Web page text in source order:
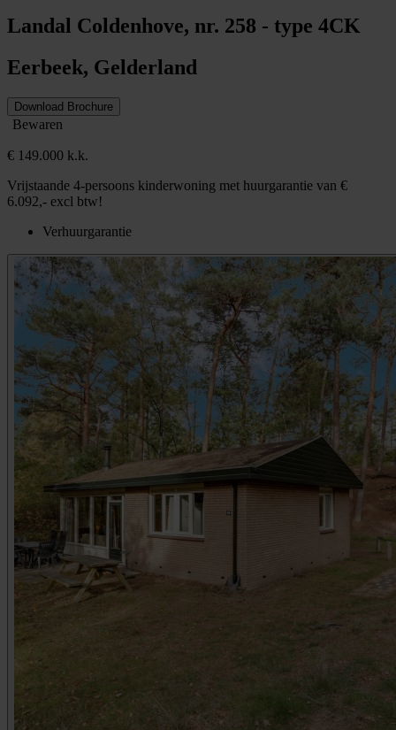
Landal Coldenhove, nr. 258 - type 4CK
Eerbeek, Gelderland
Download Brochure
Bewaren
€ 149.000 k.k.
Vrijstaande 4-persoons kinderwoning met huurgarantie van €
6.092,- excl btw!
Verhuurgarantie